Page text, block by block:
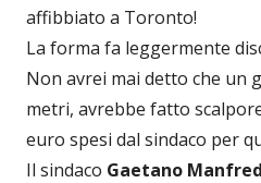
affibbiato a Toronto!
La forma fa leggermente
Non avrei mai detto che un
metri, avrebbe fatto
euro spesi dal sindaco per
Il sindaco Gaetano